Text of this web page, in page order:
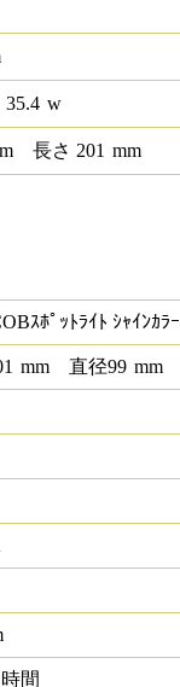
35.4 w
長さ 201 mm
ｽﾎﾟｯﾄﾗｲﾄ ｼｬｲﾝｶﾗｰ
mm 直径99 mm
間